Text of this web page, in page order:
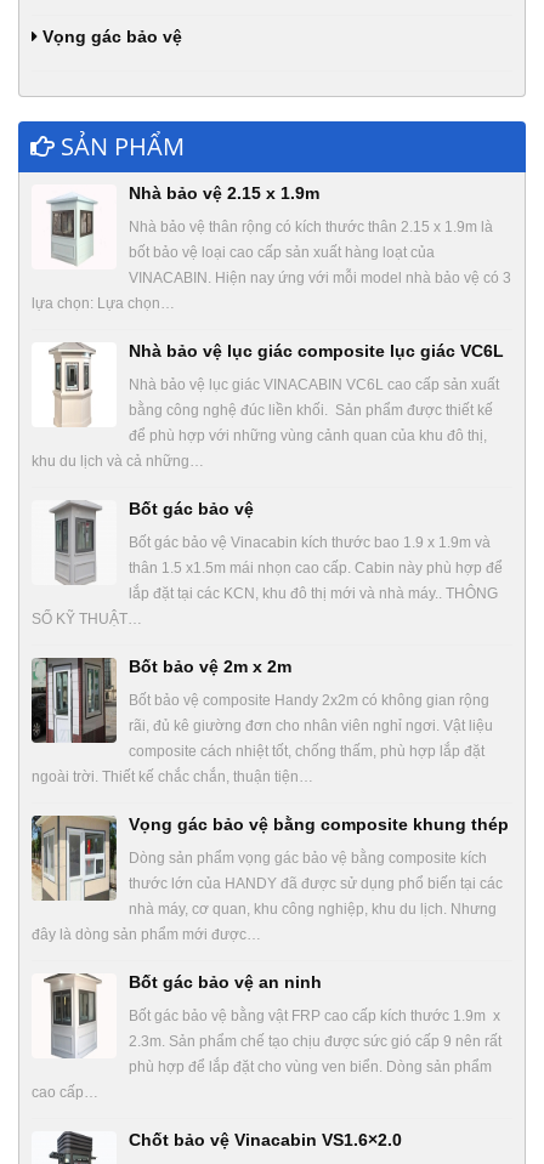
Vọng gác bảo vệ
SẢN PHẨM
Nhà bảo vệ 2.15 x 1.9m
Nhà bảo vệ thân rộng có kích thước thân 2.15 x 1.9m là
bốt bảo vệ loại cao cấp sản xuất hàng loạt của
VINACABIN. Hiện nay ứng với mỗi model nhà bảo vệ có 3
lựa chọn: Lựa chọn…
Nhà bảo vệ lục giác composite lục giác VC6L
Nhà bảo vệ lục giác VINACABIN VC6L cao cấp sản xuất
bằng công nghệ đúc liền khối. Sản phẩm được thiết kế
để phù hợp với những vùng cảnh quan của khu đô thị,
khu du lịch và cả những…
Bốt gác bảo vệ
Bốt gác bảo vệ Vinacabin kích thước bao 1.9 x 1.9m và
thân 1.5 x1.5m mái nhọn cao cấp. Cabin này phù hợp để
lắp đặt tại các KCN, khu đô thị mới và nhà máy.. THÔNG
SỐ KỸ THUẬT…
Bốt bảo vệ 2m x 2m
Bốt bảo vệ composite Handy 2x2m có không gian rộng
rãi, đủ kê giường đơn cho nhân viên nghỉ ngơi. Vật liệu
composite cách nhiệt tốt, chống thấm, phù hợp lắp đặt
ngoài trời. Thiết kế chắc chắn, thuận tiện…
Vọng gác bảo vệ bằng composite khung thép
Dòng sản phẩm vọng gác bảo vệ bằng composite kích
thước lớn của HANDY đã được sử dụng phổ biến tại các
nhà máy, cơ quan, khu công nghiệp, khu du lịch. Nhưng
đây là dòng sản phẩm mới được…
Bốt gác bảo vệ an ninh
Bốt gác bảo vệ bằng vật FRP cao cấp kích thước 1.9m x
2.3m. Sản phẩm chế tạo chịu được sức gió cấp 9 nên rất
phù hợp để lắp đặt cho vùng ven biển. Dòng sản phẩm
cao cấp…
Chốt bảo vệ Vinacabin VS1.6×2.0